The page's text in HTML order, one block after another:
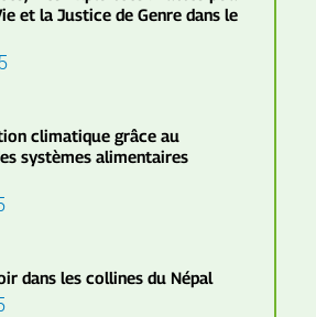
et la Justice de Genre dans le
climatique grâce au
systèmes alimentaires
dans les collines du Népal